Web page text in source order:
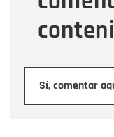
Sí, comentar